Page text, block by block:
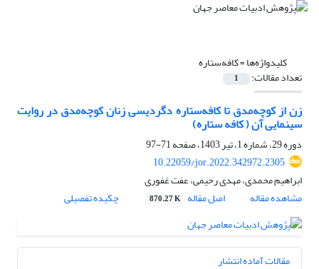
کلیدواژه‌ها =کافه‌ستاره
تعداد مقالات: 1
زن از کوچه‌مدق تا کافه‌ستاره دگردیسی زنان کوچه‌مدق در روایت
سینمایی آن ( کافه ستاره)
دوره 29، شماره 1، تیر 1403، صفحه
71-97
10.22059/jor.2022.342972.2305
ابراهیم محمدی، مهدی رحیمی، عفت غفوری
مشاهده مقاله
اصل مقاله 870.27 K چکیده تفصیلی
مقالات آماده انتشار